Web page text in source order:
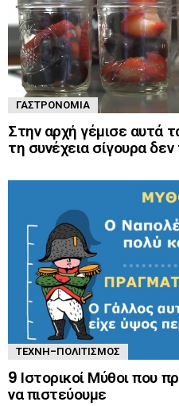
ΓΑΣΤΡΟΝΟΜΊΑ
Στην αρχή γέμισε αυτά
τη συνέχεια σίγουρα
ΤΈΧΝΗ-ΠΟΛΙΤΙΣΜΌΣ
9 Ιστορικοί Μύθοι που
να πιστεύουμε